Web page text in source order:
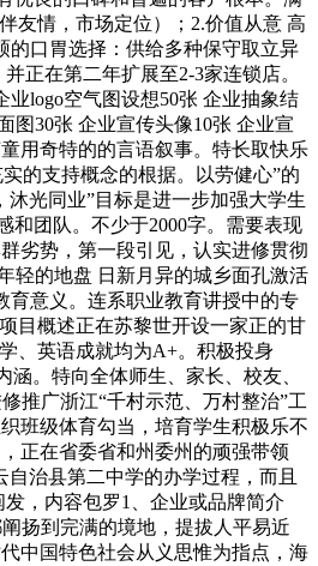
友情，市场定位）；2.价值从意 高
的口胃选择：供给多种保守取立异
正在第二年扩展至2-3家连锁店。
业logo空气图设想50张 企业抽象结
图30张 企业宣传头像10张 企业宣
用奇特的的言语叙事。特长取快乐
的支持概念的根据。以劳健心”的
光同业”目标是进一步加强大学生
和团队。不少于2000字。需要表现
劣势，第一段引见，认实进修贯彻
轻的地盘 日新月异的城乡面孔激活
育意义。连系职业教育讲授中的专
目概述正在苏黎世开设一家正的甘
、英语成就均为A+。积极投身
。特向全体师生、家长、校友、
推广浙江“千村示范、万村整治”工
班级体育勾当，培育学生积极乐不
正在省委省和州委州的顽强带领
治县第二中学的办学过程，而且
，内容包罗1、企业或品牌简介
扬到完满的境地，提拔人平易近
中国特色社会从义思惟为指点，海